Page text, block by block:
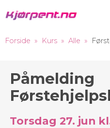
Forside Kurs Alle
Påmelding
Torsdag 27. jun